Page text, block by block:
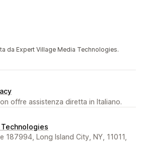
da Expert Village Media Technologies.
offre assistenza diretta in Italiano.
187994, Long Island City, NY, 11011,